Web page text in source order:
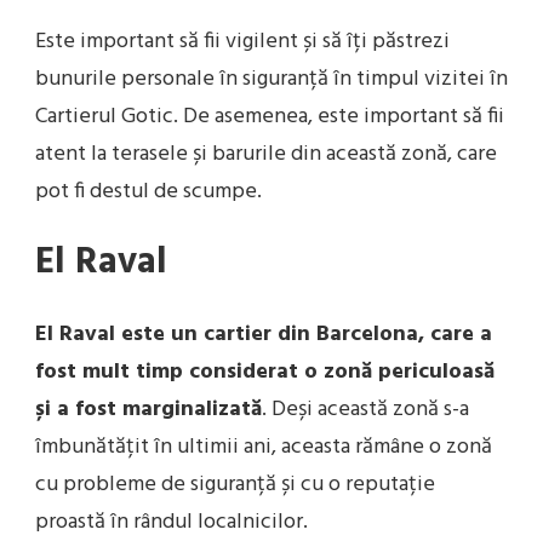
Este important să fii vigilent și să îți păstrezi
bunurile personale în siguranță în timpul vizitei în
Cartierul Gotic. De asemenea, este important să fii
atent la terasele și barurile din această zonă, care
pot fi destul de scumpe.
El Raval
El Raval este un cartier din Barcelona, care a
fost mult timp considerat o zonă periculoasă
și a fost marginalizată. Deși această zonă s-a
îmbunătățit în ultimii ani, aceasta rămâne o zonă
cu probleme de siguranță și cu o reputație
proastă în rândul localnicilor.